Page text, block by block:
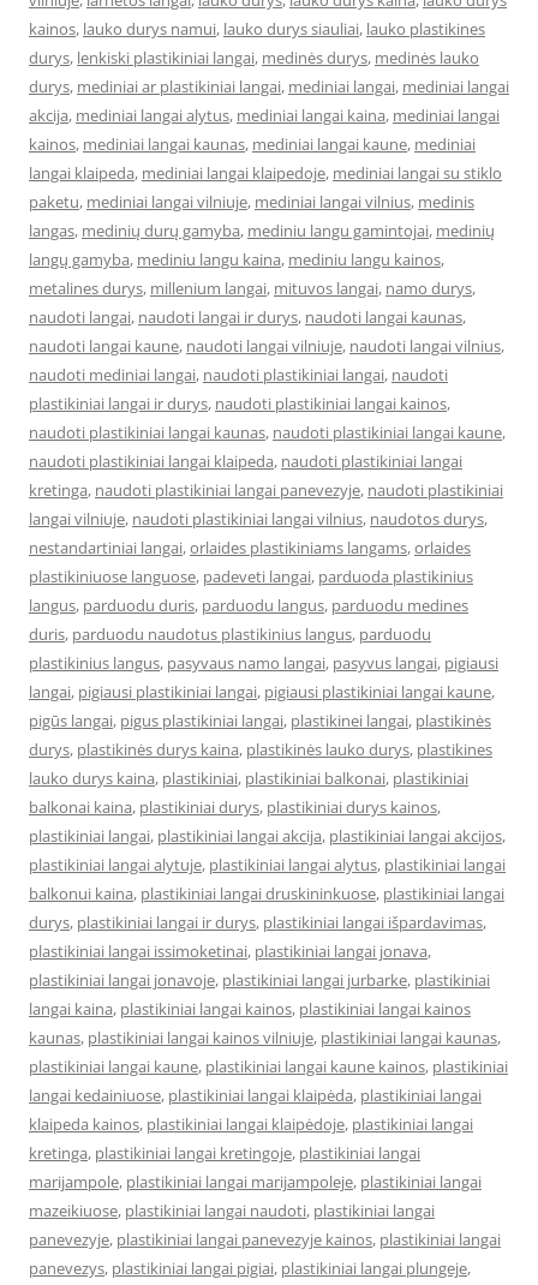
kainos, lauko durys namui, lauko durys siauliai, lauko plastikines
durys, lenkiski plastikiniai langai, medinės durys, medinės lauko
durys, mediniai ar plastikiniai langai, mediniai langai, mediniai langai
akcija, mediniai langai alytus, mediniai langai kaina, mediniai langai
kainos, mediniai langai kaunas, mediniai langai kaune, mediniai
langai klaipeda, mediniai langai klaipedoje, mediniai langai su stiklo
paketu, mediniai langai vilniuje, mediniai langai vilnius, medinis
langas, medinių durų gamyba, mediniu langu gamintojai, medinių
langų gamyba, mediniu langu kaina, mediniu langu kainos,
metalines durys, millenium langai, mituvos langai, namo durys,
naudoti langai, naudoti langai ir durys, naudoti langai kaunas,
naudoti langai kaune, naudoti langai vilniuje, naudoti langai vilnius,
naudoti mediniai langai, naudoti plastikiniai langai, naudoti
plastikiniai langai ir durys, naudoti plastikiniai langai kainos,
naudoti plastikiniai langai kaunas, naudoti plastikiniai langai kaune,
naudoti plastikiniai langai klaipeda, naudoti plastikiniai langai
kretinga, naudoti plastikiniai langai panevezyje, naudoti plastikiniai
langai vilniuje, naudoti plastikiniai langai vilnius, naudotos durys,
nestandartiniai langai,orlaides plastikiniams langams,orlaides
plastikiniuose languose, padeveti langai, parduoda plastikinius
langus, parduodu duris, parduodu langus, parduodu medines
duris, parduodu naudotus plastikinius langus, parduodu
plastikinius langus, pasyvaus namo langai, pasyvus langai, pigiausi
langai, pigiausi plastikiniai langai, pigiausi plastikiniai langai kaune,
pigūs langai, pigus plastikiniai langai, plastikinei langai, plastikinės
durys, plastikinės durys kaina, plastikinės lauko durys, plastikines
lauko durys kaina, plastikiniai, plastikiniai balkonai, plastikiniai
balkonai kaina, plastikiniai durys, plastikiniai durys kainos,
plastikiniai langai, plastikiniai langai akcija, plastikiniai langai akcijos,
plastikiniai langai alytuje, plastikiniai langai alytus, plastikiniai langai
balkonui kaina, plastikiniai langai druskininkuose, plastikiniai langai
durys, plastikiniai langai ir durys, plastikiniai langai išpardavimas,
plastikiniai langai issimoketinai, plastikiniai langai jonava,
plastikiniai langai jonavoje, plastikiniai langai jurbarke, plastikiniai
langai kaina, plastikiniai langai kainos, plastikiniai langai kainos
kaunas, plastikiniai langai kainos vilniuje, plastikiniai langai kaunas,
plastikiniai langai kaune, plastikiniai langai kaune kainos, plastikiniai
langai kedainiuose, plastikiniai langai klaipėda, plastikiniai langai
klaipeda kainos, plastikiniai langai klaipėdoje, plastikiniai langai
kretinga, plastikiniai langai kretingoje, plastikiniai langai
marijampole, plastikiniai langai marijampoleje, plastikiniai langai
mazeikiuose, plastikiniai langai naudoti, plastikiniai langai
panevezyje, plastikiniai langai panevezyje kainos, plastikiniai langai
panevezys, plastikiniai langai pigiai, plastikiniai langai plungeje,